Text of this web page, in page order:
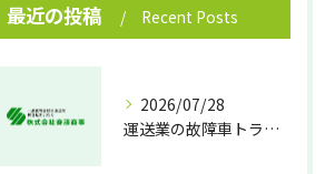
最近の投稿 Recent Posts
2026/07/28
運送業の故障車トラブル即時対処法